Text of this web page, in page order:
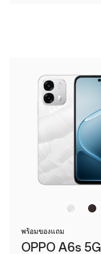
พร้อมของแถม
OPPO A6s 5G